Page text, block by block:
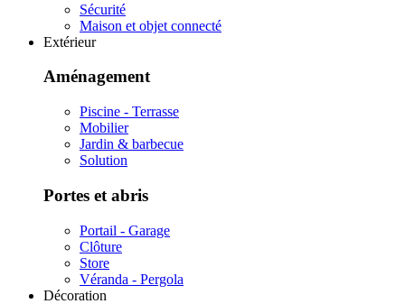
Sécurité
Maison et objet connecté
Extérieur
Aménagement
Piscine - Terrasse
Mobilier
Jardin & barbecue
Solution
Portes et abris
Portail - Garage
Clôture
Store
Véranda - Pergola
Décoration